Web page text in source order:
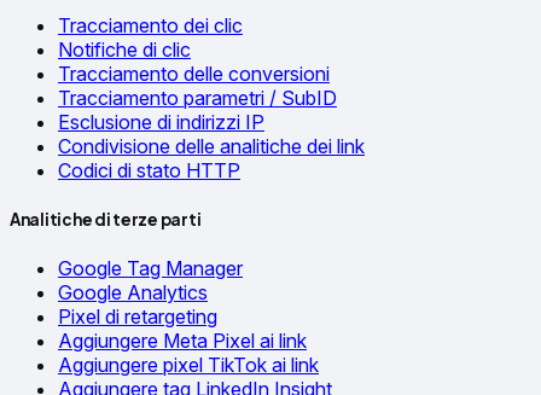
Tracciamento dei clic
Notifiche di clic
Tracciamento delle conversioni
Tracciamento parametri / SubID
Esclusione di indirizzi IP
Condivisione delle analitiche dei link
Codici di stato HTTP
Analitiche di terze parti
Google Tag Manager
Google Analytics
Pixel di retargeting
Aggiungere Meta Pixel ai link
Aggiungere pixel TikTok ai link
Aggiungere tag LinkedIn Insight